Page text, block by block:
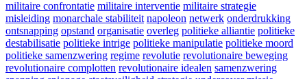
militaire confrontatie militaire interventie militaire strategie
misleiding monarchale stabiliteit napoleon netwerk onderdrukking
ontsnapping opstand organisatie overleg politieke alliantie politieke
destabilisatie politieke intrige politieke manipulatie politieke moord
politieke samenzwering regime revolutie revolutionaire beweging
revolutionaire complotten revolutionaire idealen samenzwering